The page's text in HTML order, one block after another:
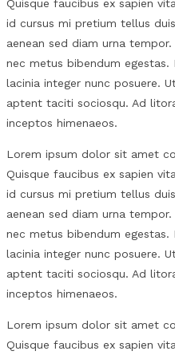
Quisque faucibus ex sapien
id cursus mi pretium tellus
aenean sed diam urna
nec metus bibendum egestas.
lacinia integer nunc posuere.
aptent taciti sociosqu. Ad
inceptos himenaeos.
Lorem ipsum dolor sit amet
Quisque faucibus ex sapien
id cursus mi pretium tellus
aenean sed diam urna
nec metus bibendum egestas.
lacinia integer nunc posuere.
aptent taciti sociosqu. Ad
inceptos himenaeos.
Lorem ipsum dolor sit amet
Quisque faucibus ex sapien